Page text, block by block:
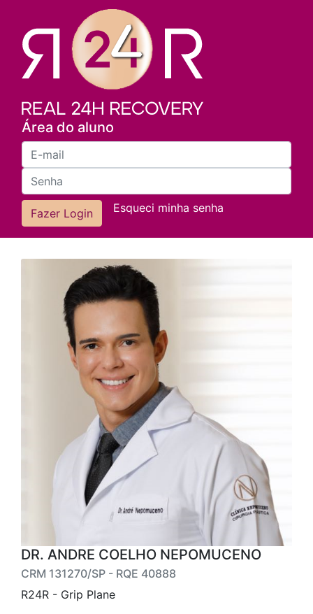
Área do aluno
Esqueci minha senha
DR. ANDRE COELHO NEPOMUCENO
CRM 131270/SP - RQE 40888
R24R - Grip Plane